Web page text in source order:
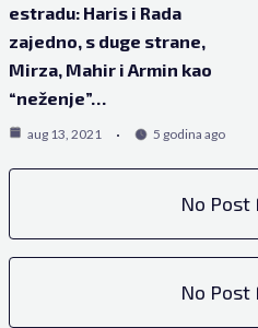
estradu: Haris i Rada
zajedno, s duge strane,
Mirza, Mahir i Armin kao
“neženje”…
aug 13, 2021 5 godina ago
No Post
No Post